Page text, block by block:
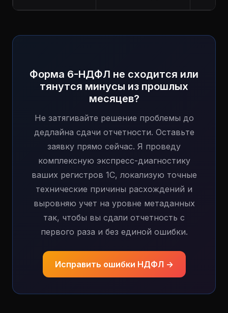
Форма 6-НДФЛ не сходится или
тянутся минусы из прошлых
месяцев?
Не затягивайте решение проблемы до
дедлайна сдачи отчетности. Оставьте
заявку прямо сейчас. Я проведу
комплексную экспресс-диагностику
ваших регистров 1С, локализую точные
технические причины расхождений и
выровняю учет на уровне метаданных
так, чтобы вы сдали отчетность с
первого раза и без единой ошибки.
Исправить ошибки НДФЛ →